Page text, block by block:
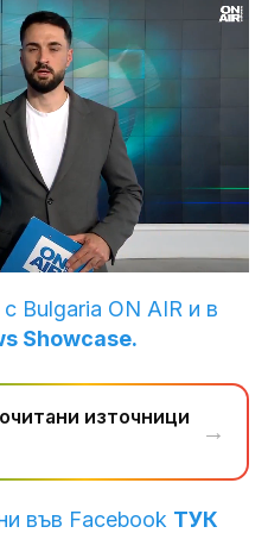
Bulgaria ON AIR и в
Showcase.
източници
→
във Facebook ТУК